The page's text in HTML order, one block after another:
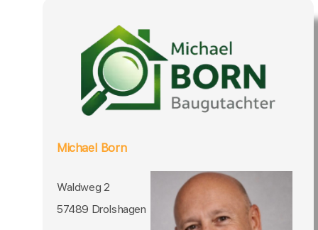
Michael Born
Waldweg 2
57489 Drolshagen